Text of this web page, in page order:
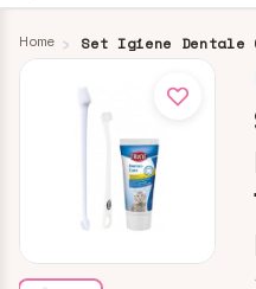
Home